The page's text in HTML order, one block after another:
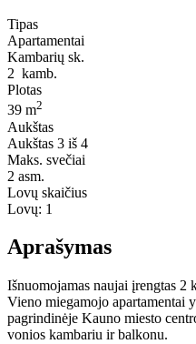
Tipas
Apartamentai
Kambarių sk.
2 kamb.
Plotas
39 m2
Aukštas
Aukštas 3 iš 4
Maks. svečiai
2 asm.
Lovų skaičius
Lovų: 1
Aprašymas
Išnuomojamas naujai įrengtas 2
Vieno miegamojo apartamentai
pagrindinėje Kauno miesto
vonios kambariu ir balkonu.